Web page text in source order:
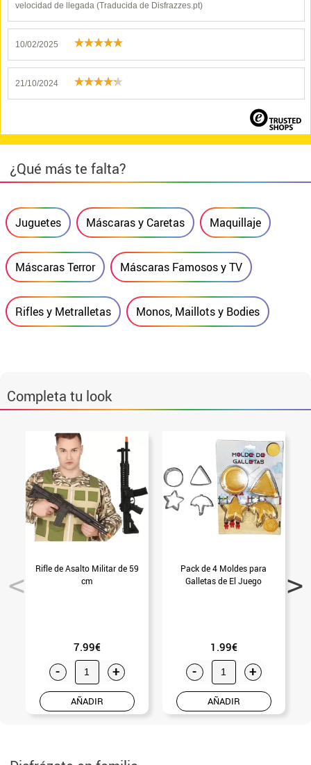
velocidad de llegada (Traducida de Disfrazzes.pt)
10/02/2025
21/10/2024
¿Qué más te falta?
Juguetes Máscaras y Caretas Maquillaje
Máscaras Terror Máscaras Famosos y TV
Rifles y Metralletas Monos, Maillots y Bodies
Completa tu look
Rifle de Asalto Militar de 59
cm
7.99€
- +
AÑADIR
Pack de 4 Moldes para
Galletas de El Juego
1.99€
- +
AÑADIR